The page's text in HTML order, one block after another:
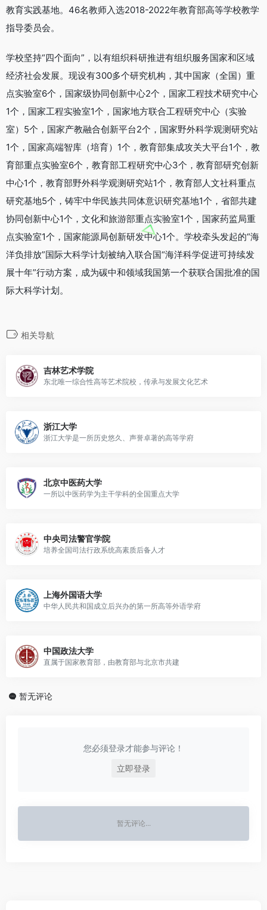
教育实践基地。46名教师入选2018-2022年教育部高等学校教学
指导委员会。
学校坚持“四个面向”，以有组织科研推进有组织服务国家和区域
经济社会发展。现设有300多个研究机构，其中国家（全国）重
点实验室6个，国家级协同创新中心2个，国家工程技术研究中心
1个，国家工程实验室1个，国家地方联合工程研究中心（实验
室）5个，国家产教融合创新平台2个，国家野外科学观测研究站
1个，国家高端智库（培育）1个，教育部集成攻关大平台1个，教
育部重点实验室6个，教育部工程研究中心3个，教育部研究创新
中心1个，教育部野外科学观测研究站1个，教育部人文社科重点
研究基地5个，铸牢中华民族共同体意识研究基地1个，省部共建
协同创新中心1个，文化和旅游部重点实验室1个，国家药监局重
点实验室1个，国家能源局创新研发中心1个。学校牵头发起的“海
洋负排放”国际大科学计划被纳入联合国“海洋科学促进可持续发
展十年”行动方案，成为碳中和领域我国第一个获联合国批准的国
际大科学计划。
相关导航
吉林艺术学院
东北唯一综合性高等艺术院校，传承与发展文化艺术
浙江大学
浙江大学是一所历史悠久、声誉卓著的高等学府
北京中医药大学
一所以中医药学为主干学科的全国重点大学
中央司法警官学院
培养全国司法行政系统高素质后备人才
上海外国语大学
中华人民共和国成立后兴办的第一所高等外语学府
中国政法大学
直属于国家教育部，由教育部与北京市共建
暂无评论
您必须登录才能参与评论！
立即登录
暂无评论...